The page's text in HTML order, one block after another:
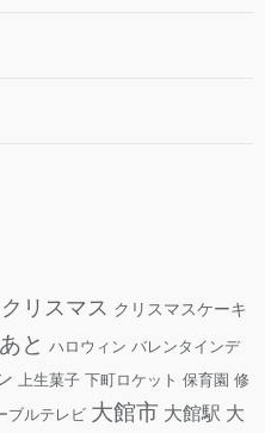
クリスマス クリスマスケーキ
と ハロウィン バレンタインデ
上生菓子 下町ロケット 保育園 修
ブルテレビ 大館市 大館駅 大